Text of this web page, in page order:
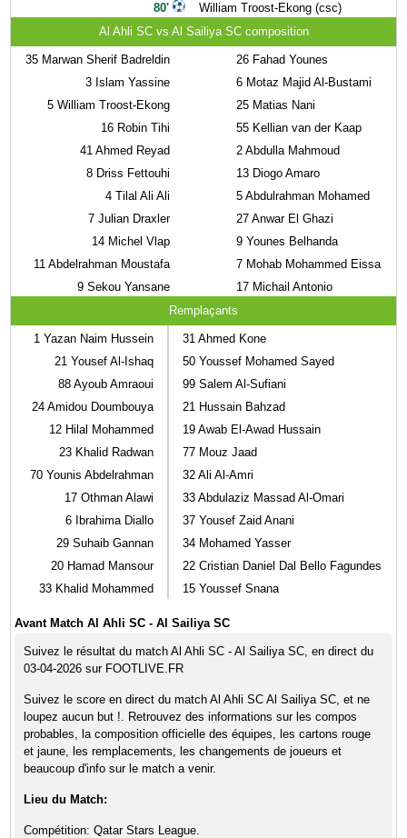
80'
William Troost-Ekong (csc)
Al Ahli SC vs Al Sailiya SC composition
35 Marwan Sherif Badreldin
3 Islam Yassine
5 William Troost-Ekong
16 Robin Tihi
41 Ahmed Reyad
8 Driss Fettouhi
4 Tilal Ali Ali
7 Julian Draxler
14 Michel Vlap
11 Abdelrahman Moustafa
9 Sekou Yansane
26 Fahad Younes
6 Motaz Majid Al-Bustami
25 Matias Nani
55 Kellian van der Kaap
2 Abdulla Mahmoud
13 Diogo Amaro
5 Abdulrahman Mohamed
27 Anwar El Ghazi
9 Younes Belhanda
7 Mohab Mohammed Eissa
17 Michail Antonio
Remplaçants
1 Yazan Naim Hussein
21 Yousef Al-Ishaq
88 Ayoub Amraoui
24 Amidou Doumbouya
12 Hilal Mohammed
23 Khalid Radwan
70 Younis Abdelrahman
17 Othman Alawi
6 Ibrahima Diallo
29 Suhaib Gannan
20 Hamad Mansour
33 Khalid Mohammed
31 Ahmed Kone
50 Youssef Mohamed Sayed
99 Salem Al-Sufiani
21 Hussain Bahzad
19 Awab El-Awad Hussain
77 Mouz Jaad
32 Ali Al-Amri
33 Abdulaziz Massad Al-Omari
37 Yousef Zaid Anani
34 Mohamed Yasser
22 Cristian Daniel Dal Bello Fagundes
15 Youssef Snana
Avant Match Al Ahli SC - Al Sailiya SC
Suivez le résultat du match Al Ahli SC - Al Sailiya SC, en direct du
03-04-2026 sur FOOTLIVE.FR
Suivez le score en direct du match Al Ahli SC Al Sailiya SC, et ne
loupez aucun but !. Retrouvez des informations sur les compos
probables, la composition officielle des équipes, les cartons rouge
et jaune, les remplacements, les changements de joueurs et
beaucoup d'info sur le match a venir.
Lieu du Match:
Compétition: Qatar Stars League.